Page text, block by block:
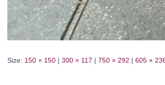
Size: 150 × 150 | 300 × 117 | 750 × 292 | 605 ×